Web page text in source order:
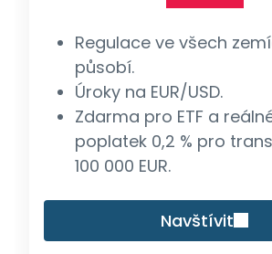
Regulace ve všech
působí.
Úroky na EUR/USD.
Zdarma pro ETF a
poplatek 0,2 % pro
100 000 EUR.
Navštívit